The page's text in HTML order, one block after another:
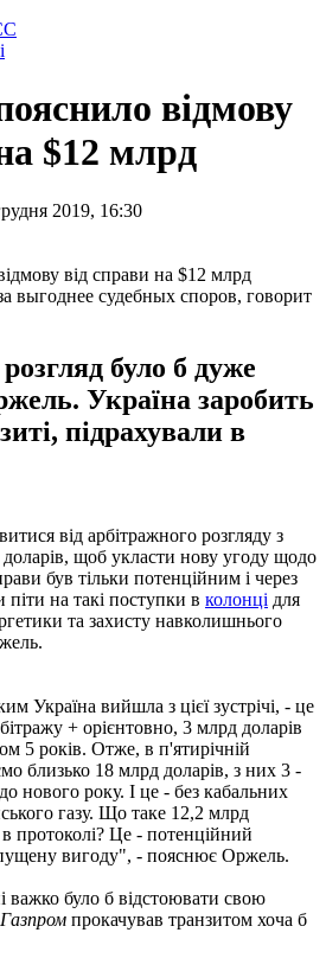
відмову
$12 млрд
2019, 16:30
выгоднее судебных споров, говорит
було б дуже
Україна заробить
підрахували в
від арбітражного розгляду з
щоб укласти нову угоду щодо
був тільки потенційним і через
на такі поступки в колонці для
та захисту навколишнього
Україна вийшла з цієї зустрічі, - це
+ орієнтовно, 3 млрд доларів
5 років. Отже, в п'ятирічній
близько 18 млрд доларів, з них 3 -
року. І це - без кабальних
газу. Що таке 12,2 млрд
в протоколі? Це - потенційний
вигоду", - пояснює Оржель.
важко було б відстоювати свою
Газпром прокачував транзитом хоча б